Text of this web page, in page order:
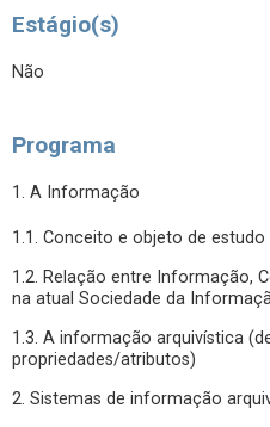
Estágio(s)
Não
Programa
1. A Informação
1.1. Conceito e objeto de estudo
1.2. Relação entre Informação,
na atual Sociedade da
1.3. A informação arquivística
propriedades/atributos)
2. Sistemas de informação